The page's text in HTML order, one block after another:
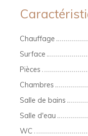
Chauffage
Surface
Pièces
Chambres
Salle de bains
Salle d'eau
WC